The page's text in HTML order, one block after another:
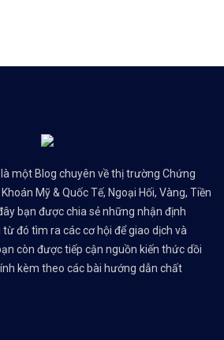
một Blog chuyên về thị trường Chứng
Mỹ & Quốc Tế, Ngoại Hối, Vàng, Tiền
bạn được chia sẻ những nhận định
đó tìm ra các cơ hội để giao dịch và
còn được tiếp cận nguồn kiến thức dồi
kèm theo các bài hướng dẫn chất